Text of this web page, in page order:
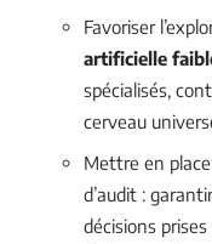
Favoriser
artificielle
spécialisés,
cerveau
Mettre en
d’audit :
décisions